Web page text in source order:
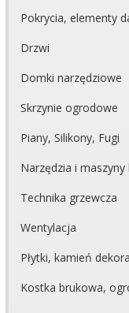
Pokrycia, elementy
Drzwi
Domki narzędziowe
Skrzynie ogrodowe
Piany, Silikony, Fugi
Narzędzia i
Technika grzewcza
Wentylacja
Płytki, kamień
Kostka brukowa,